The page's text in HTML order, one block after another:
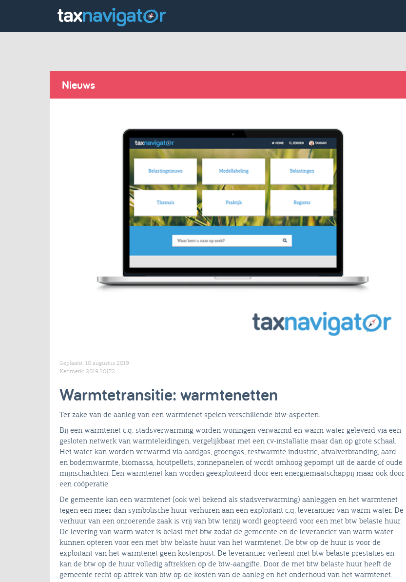
Nieuws
Geplaatst: 10 augustus 2019
Kenmerk: 2019.20172
Warmtetransitie: warmtenetten
Ter zake van de aanleg van een warmtenet spelen verschillende btw-aspecten.
Bij een warmtenet c.q. stadsverwarming worden woningen verwarmd en warm water geleverd via een
gesloten netwerk van warmteleidingen, vergelijkbaar met een cv-installatie maar dan op grote schaal.
Het water kan worden verwarmd via aardgas, groengas, restwarmte industrie, afvalverbranding, aard
en bodemwarmte, biomassa, houtpellets, zonnepanelen of wordt omhoog gepompt uit de aarde of oude
mijnschachten. Een warmtenet kan worden geëxploiteerd door een energiemaatschappij maar ook door
een coöperatie.
De gemeente kan een warmtenet (ook wel bekend als stadsverwarming) aanleggen en het warmtenet
tegen een meer dan symbolische huur verhuren aan een exploitant c.q. leverancier van warm water. De
verhuur van een onroerende zaak is vrij van btw tenzij wordt geopteerd voor een met btw belaste huur.
De levering van warm water is belast met btw zodat de gemeente en de leverancier van warm water
kunnen opteren voor een met btw belaste huur van het warmtenet. De btw op de huur is voor de
exploitant van het warmtenet geen kostenpost. De leverancier verleent met btw belaste prestaties en
kan de btw op de huur volledig aftrekken op de btw-aangifte. Door de met btw belaste huur heeft de
gemeente recht op aftrek van btw op de kosten van de aanleg en het onderhoud van het warmtenet.